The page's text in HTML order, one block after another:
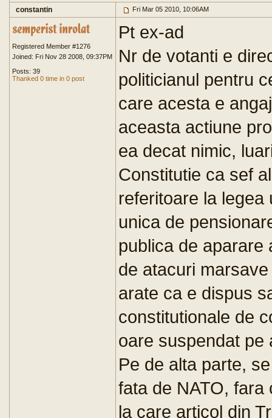
constantin Fri Mar 05 2010, 10:06AM
Registered Member #1276
Joined: Fri Nov 28 2008, 09:37PM
Posts: 39
Thanked 0 time in 0 post
Pt ex-ad
Nr de votanti e
politicianul pentru
care acesta e
aceasta actiune
ea decat nimic,
Constitutie ca sef
referitoare la
unica de
publica de aparare
de atacuri
arate ca e dispus
constitutionale de
oare suspendat pe
Pe de alta parte,
fata de NATO,
la care articol din